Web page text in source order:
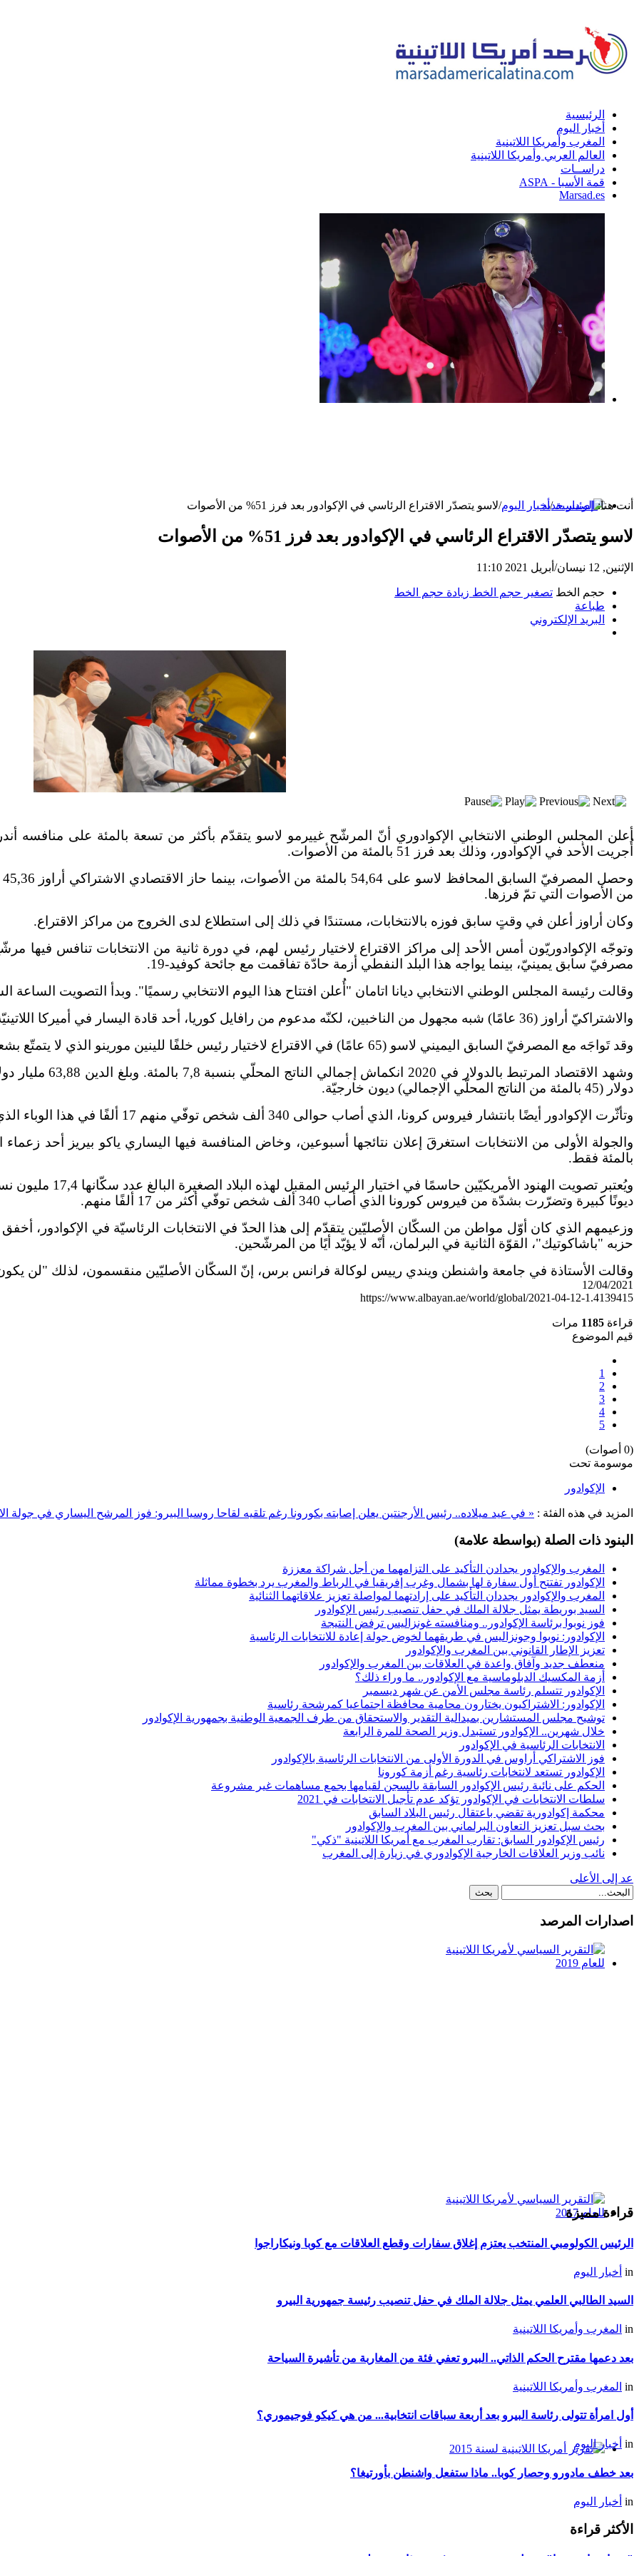
الرئيسية
أخبار اليوم
المغرب وأمريكا اللاتينية
العالم العربي وأمريكا اللاتينية
دراســات
قمة الأسبا - ASPA
Marsad.es
أنت هنا:الرئيسية/أخبار اليوم/لاسو يتصدّر الاقتراع الرئاسي في الإكوادور بعد فرز 51% من الأصوات
لاسو يتصدّر الاقتراع الرئاسي في الإكوادور بعد فرز 51% من الأصوات
الإثنين, 12 نيسان/أبريل 2021 11:10
حجم الخط تصغير حجم الخط زيادة حجم الخط
طباعة
البريد الإلكتروني
أعلن المجلس الوطني الانتخابي الإكوادوري أنّ المرشّح غييرمو لاسو يتقدّم بأكثر من تسعة بالمئة على منافسه
أُجريت الأحد في الإكوادور، وذلك بعد فرز 51 بالمئة من الأصوات.
من الأصوات التي تمّ فرزها.
وكان أراوز أعلن في وقتٍ سابق فوزه بالانتخابات، مستندًا في ذلك إلى استطلاع لدى الخروج من مراكز الاقتراع.
وتوجّه الإكوادوريّون أمس الأحد إلى مراكز الاقتراع لاختيار رئيس لهم، في دورة ثانية من الانتخابات تنافس فيها
مصرفيّ سابق يمينيّ، بينما يواجه هذا البلد النفطي أزمة حادّة تفاقمت مع جائحة كوفيد-19.
وقالت رئيسة المجلس الوطني الانتخابي ديانا اتامان "أُعلن افتتاح هذا اليوم الانتخابي رسميًا". وبدأ التصويت الساعة السابعة
والاشتراكيّ أراوز (36 عامًا) شبه مجهول من الناخبين، لكنّه مدعوم من رافايل كوريا، أحد قادة اليسار في أميركا اللاتينيّة وحكم البلاد عشر سنوات (2007-2017).
وقد تَواجَه مع المصرفيّ السابق اليميني لاسو (65 عامًا) في الاقتراع لاختيار رئيس خلفًا للينين مورينو الذي لا يتمتّع بشعبيّة وتنتهي ولايته في 24 مايو.
دولار (45 بالمئة من الناتج المحلّي الإجمالي) ديون خارجيّة.
وتأثّرت الإكوادور أيضًا بانتشار فيروس كرونا، الذي أصاب حوالى 340 ألف شخص توفّي منهم 17 ألفًا في هذا الوباء الذي فاق طاقة المستشفيات.
بالمئة فقط.
ويُعتبر تصويت الهنود
ديونًا كبيرة وتضرّرت بشدّة من فيروس كورونا الذي أصاب 340 ألف شخص توفّي أكثر من 17 ألفًا منهم.
وزعيمهم الذي كان أوّل مواطن من السكّان الأصليّين يتقدّم إلى هذا الحدّ في الانتخابات الرئاسيّة في الإكوادور،
حزبه "باشاكوتيك"، القوّة الثانية في البرلمان، أنّه لا يؤيّد أيًا من المرشّحين.
وقالت الأستاذة في جامعة واشنطن ويندي رييس لوكالة فرانس برس، إنّ السكّان الأصليّين منقسمون، لذلك "لن
12/04/2021
https://www.albayan.ae/world/global/2021-04-12-1.4139415
قراءة 1185 مرات
قيم الموضوع
1
2
3
4
5
(0 أصوات)
موسومة تحت
الإكوادور
المزيد في هذه الفئة : « في عيد ميلاده.. رئيس الأرجنتين يعلن إصابته بكورونا رغم تلقيه لقاحا روسيا البيرو: فوز المرشح اليساري في جولة
البنود ذات الصلة (بواسطة علامة)
المغرب والإكوادور يجدادن التأكيد على التزامهما من أجل شراكة معززة
الإكوادور تفتتح أول سفارة لها بشمال وغرب إفريقيا في الرباط والمغرب يرد بخطوة مماثلة
المغرب والإكوادور يجددان التأكيد على إرادتهما لمواصلة تعزيز علاقاتهما الثنائية
السيد بوريطة يمثل جلالة الملك في حفل تنصيب رئيس الإكوادور
فوز نوبوا برئاسة الإكوادور.. ومنافسته غونزاليس ترفض النتيجة
الإكوادور: نوبوا وجونزاليس في طريقهما لخوض جولة إعادة للانتخابات الرئاسية
تعزيز الإطار القانوني بين المغرب والإكوادور
منعطف جديد وآفاق واعدة في العلاقات بين المغرب والإكوادور
أزمة المكسيك الدبلوماسية مع الإكوادور.. ما وراء ذلك؟
الإكوادور تتسلم رئاسة مجلس الأمن عن شهر ديسمبر
الإكوادور: الاشتراكيون يختارون محامية محافظة اجتماعيا كمرشحة رئاسية
توشيح مجلس المستشارين بميدالية التقدير والاستحقاق من طرف الجمعية الوطنية بجمهورية الإكوادور
خلال شهرين.. الإكوادور تستبدل وزير الصحة للمرة الرابعة
الانتخابات الرئاسية في الإكوادور
فوز الاشتراكي أراوس في الدورة الأولى من الانتخابات الرئاسية بالإكوادور
الإكوادور تستعد لانتخابات رئاسية رغم أزمة كورونا
الحكم على نائبة رئيس الإكوادور السابقة بالسجن لقيامها بجمع مساهمات غير مشروعة
سلطات الانتخابات في الإكوادور تؤكد عدم تأجيل الانتخابات في 2021
محكمة إكوادورية تقضي باعتقال رئيس البلاد السابق
بحث سبل تعزيز التعاون البرلماني بين المغرب والإكوادور
رئيس الإكوادور السابق: تقارب المغرب مع أمريكا اللاتينية "ذكي"
نائب وزير العلاقات الخارجية الإكوادوري في زيارة إلى المغرب
عد إلى الأعلى
اصدارات المرصد
اللاتينية للعام 2017
تقرير أمريكا اللاتينية لسنة
2015
قراءة مميزة
الرئيس الكولومبي المنتخب يعتزم إغلاق سفارات وقطع العلاقات مع كوبا ونيكاراجوا
in أخبار اليوم
السيد الطالبي العلمي يمثل جلالة الملك في حفل تنصيب رئيسة جمهورية البيرو
in المغرب وأمريكا اللاتينية
بعد دعمها مقترح الحكم الذاتي.. البيرو تعفي فئة من المغاربة من تأشيرة السياحة
in المغرب وأمريكا اللاتينية
أول امرأة تتولى رئاسة البيرو بعد أربعة سباقات انتخابية... من هي كيكو فوجيموري؟
in أخبار اليوم
بعد خطف مادورو وحصار كوبا.. ماذا ستفعل واشنطن بأورتيغا؟
in أخبار اليوم
الأكثر قراءة